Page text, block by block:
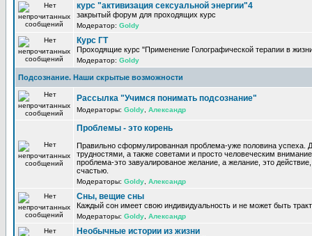
курс "активизация сексуальной энергии"4
закрытый форум для проходящих курс
Модератор: Goldy
Курс ГТ
Проходящие курс "Применение Голографической терапии в
Модератор: Goldy
Подсознание. Наши скрытые возможности
Рассылка "Учимся понимать подсознание"
Модераторы: Goldy Александр
Проблемы - это корень
Правильно сформулированная проблема-уже половина успеха.
трудностями, а также советами и просто человеческим
проблема-это завуалированое желание, а желание, это
счастью.
Модераторы: Goldy Александр
Сны, вещие сны
Каждый сон имеет свою индивидуальность и не может быть
Модераторы: Goldy Александр
Необычные истории из жизни